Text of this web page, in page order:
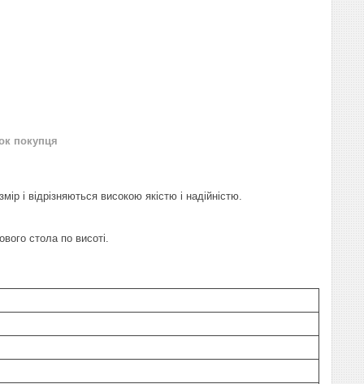
покупця
і відрізняються високою якістю і надійністю.
стола по висоті.